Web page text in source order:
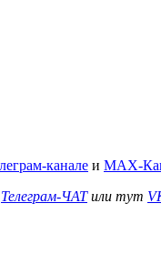
канале и MAX-
Телеграм-ЧАТили тут